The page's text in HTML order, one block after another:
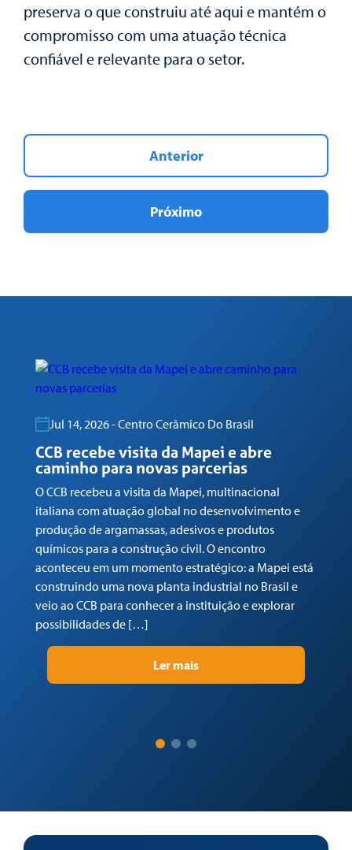
preserva o que construiu até aqui e mantém o
compromisso com uma atuação técnica
confiável e relevante para o setor.
Anterior
Próximo
Jul 14, 2026 - Centro Cerâmico Do Brasil
CCB recebe visita da Mapei e abre
caminho para novas parcerias
O CCB recebeu a visita da Mapei, multinacional
italiana com atuação global no desenvolvimento e
produção de argamassas, adesivos e produtos
químicos para a construção civil. O encontro
aconteceu em um momento estratégico: a Mapei está
construindo uma nova planta industrial no Brasil e
veio ao CCB para conhecer a instituição e explorar
possibilidades de […]
Ler mais